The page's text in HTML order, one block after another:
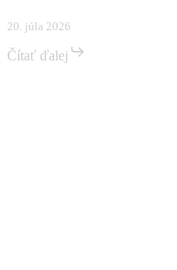
20. júla 2026
Čítať ďalej